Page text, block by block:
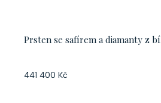
Prsten se safírem a diamanty z
441 400 Kč